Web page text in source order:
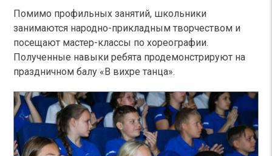
Помимо профильных занятий, школьники
занимаются народно-прикладным творчеством и
посещают мастер-классы по хореографии.
Полученные навыки ребята продемонстрируют на
праздничном балу «В вихре танца».